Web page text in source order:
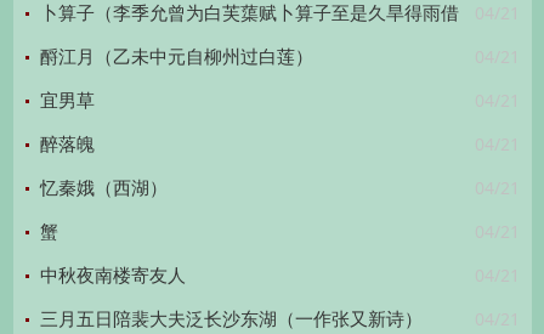
04/21
卜算子（李季允曾为白芙蕖赋卜算子至是久旱得雨借
前韵有赋） 04/21
酹江月（乙未中元自柳州过白莲）
04/21
宜男草
04/21
醉落魄
04/21
忆秦娥（西湖）
04/21
蟹
04/21
中秋夜南楼寄友人
04/21
三月五日陪裴大夫泛长沙东湖（一作张又新诗）